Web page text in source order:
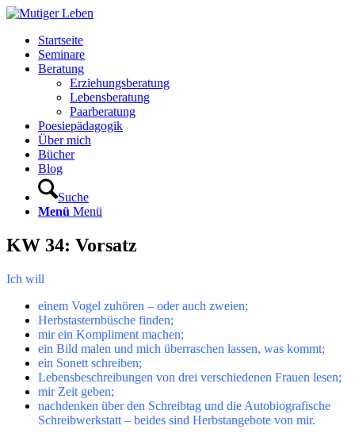
Startseite
Seminare
Beratung
Erziehungsberatung
Lebensberatung
Paarberatung
Poesiepädagogik
Über mich
Bücher
Blog
Suche
Menü Menü
KW 34: Vorsatz
Ich will
einem Vogel zuhören – oder auch zweien;
Herbstasternbüsche finden;
mir ein Kompliment machen;
ein Bild malen und mich überraschen lassen, was kommt;
ein Sonett schreiben;
Lebensbeschreibungen von drei verschiedenen Frauen lesen;
mir Zeit geben;
nachdenken über den Schreibtag und die Autobiografische
Schreibwerkstatt – beides sind Herbstangebote von mir.